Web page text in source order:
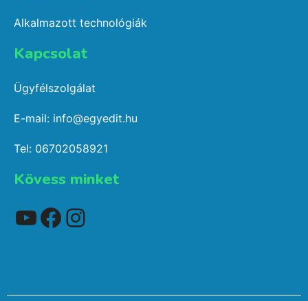
Alkalmazott technológiák
Kapcsolat​
Ügyfélszolgálat
E-mail: info@egyedit.hu
Tel: 06702058921
Kövess minket
YouTube
Facebook
Instagram